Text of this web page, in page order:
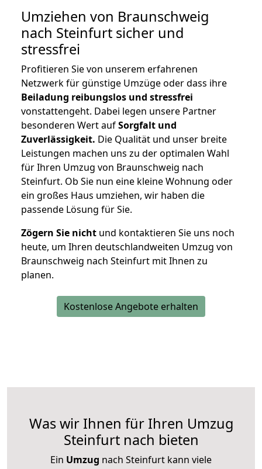
Umziehen von Braunschweig
nach Steinfurt sicher und
stressfrei
Profitieren Sie von unserem erfahrenen
Netzwerk für günstige Umzüge oder dass ihre
Beiladung reibungslos und stressfrei
vonstattengeht. Dabei legen unsere Partner
besonderen Wert aufSorgfalt und
Zuverlässigkeit. Die Qualität und unser breite
Leistungen machen uns zu der optimalen Wahl
für Ihren Umzug von Braunschweig nach
Steinfurt. Ob Sie nun eine kleine Wohnung oder
ein großes Haus umziehen, wir haben die
passende Lösung für Sie.
Zögern Sie nicht und kontaktieren Sie uns noch
heute, um Ihren deutschlandweiten Umzug von
Braunschweig nach Steinfurt mit Ihnen zu
planen.
Kostenlose Angebote erhalten
Was wir Ihnen für Ihren Umzug
Steinfurt nach bieten
Ein Umzug nach Steinfurt kann viele